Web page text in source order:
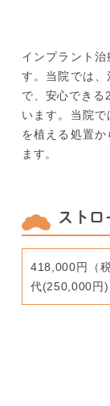
インプラント
す。当院では
で、安心できる
います。当院
を植える処置
ます。
ストロ
418,000円（
代(250,000円)